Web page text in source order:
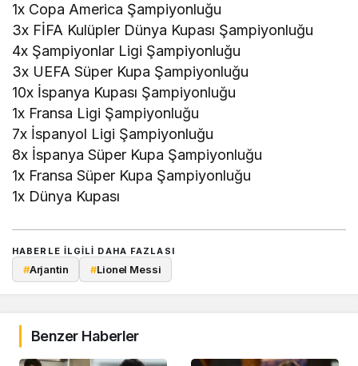
1x Copa America Şampiyonluğu
3x FİFA Kulüpler Dünya Kupası Şampiyonluğu
4x Şampiyonlar Ligi Şampiyonluğu
3x UEFA Süper Kupa Şampiyonluğu
10x İspanya Kupası Şampiyonluğu
1x Fransa Ligi Şampiyonluğu
7x İspanyol Ligi Şampiyonluğu
8x İspanya Süper Kupa Şampiyonluğu
1x Fransa Süper Kupa Şampiyonluğu
1x Dünya Kupası
HABERLE ILGILI DAHA FAZLASI
#Arjantin #Lionel Messi
Benzer Haberler